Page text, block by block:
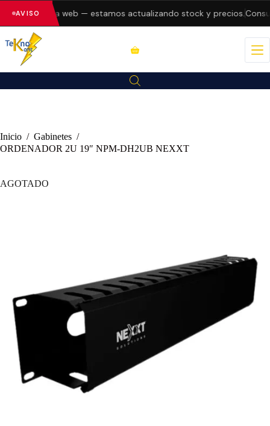
AVISO
errores en la web — estamos actualizando stock y precios.
Inicio / Gabinetes /
ORDENADOR 2U 19″ NPM-DH2UB NEXXT
AGOTADO